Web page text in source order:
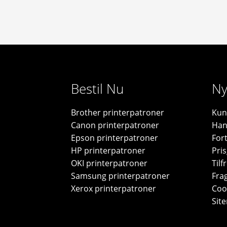
Bestil Nu
Brother printerpatroner
Canon printerpatroner
Epson printerpatroner
HP printerpatroner
OKI printerpatroner
Samsung printerpatroner
Xerox printerpatroner